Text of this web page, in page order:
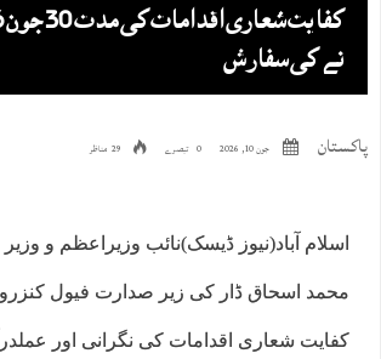
نے کی سفارش
پاکستان جون 10, 2026 0 تبصرے 29 مناظر
اسلام آباد(نیوز ڈیسک)نائب وزیراعظم و وزیر
محمد اسحاق ڈار کی زیر صدارت فیول
کفایت شعاری اقدامات کی نگرانی اور